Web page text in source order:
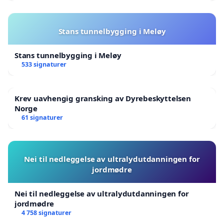
Stans tunnelbygging i Meløy
Stans tunnelbygging i Meløy
533 signaturer
Krev uavhengig gransking av Dyrebeskyttelsen
Norge
61 signaturer
Nei til nedleggelse av ultralydutdanningen for
jordmødre
Nei til nedleggelse av ultralydutdanningen for
jordmødre
4 758 signaturer